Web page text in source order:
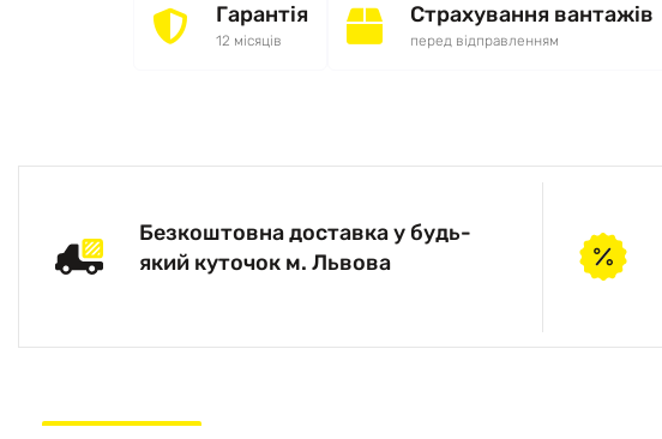
Гарантія
12 місяців
Страхування вантажів
перед відправленням
Безкоштовна доставка у будь-
який куточок м. Львова